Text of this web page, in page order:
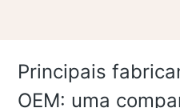
Principais
OEM: uma